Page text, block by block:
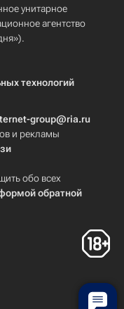
унитарное
агентство
технологий
group@ria.ru
и рекламы
обо всех
обратной